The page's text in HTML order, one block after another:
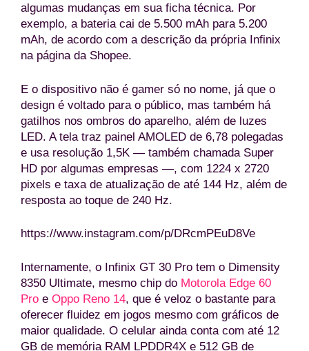
algumas mudanças em sua ficha técnica. Por
exemplo, a bateria cai de 5.500 mAh para 5.200
mAh, de acordo com a descrição da própria Infinix
na página da Shopee.
E o dispositivo não é gamer só no nome, já que o
design é voltado para o público, mas também há
gatilhos nos ombros do aparelho, além de luzes
LED. A tela traz painel AMOLED de 6,78 polegadas
e usa resolução 1,5K — também chamada Super
HD por algumas empresas —, com 1224 x 2720
pixels e taxa de atualização de até 144 Hz, além de
resposta ao toque de 240 Hz.
https://www.instagram.com/p/DRcmPEuD8Ve
Internamente, o Infinix GT 30 Pro tem o Dimensity
8350 Ultimate, mesmo chip do Motorola Edge 60
Pro e Oppo Reno 14, que é veloz o bastante para
oferecer fluidez em jogos mesmo com gráficos de
maior qualidade. O celular ainda conta com até 12
GB de memória RAM LPDDR4X e 512 GB de